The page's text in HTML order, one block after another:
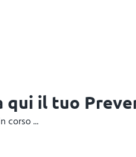
qui il tuo
corso ...